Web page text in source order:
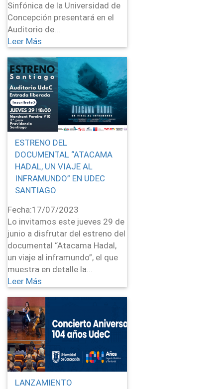
Sinfónica de la Universidad de
Concepción presentará en el
Auditorio de...
Leer Más
ESTRENO DEL
DOCUMENTAL “ATACAMA
HADAL, UN VIAJE AL
INFRAMUNDO” EN UDEC
SANTIAGO
Fecha:17/07/2023
Lo invitamos este jueves 29 de
junio a disfrutar del estreno del
documental “Atacama Hadal,
un viaje al inframundo”, el que
muestra en detalle la...
Leer Más
LANZAMIENTO